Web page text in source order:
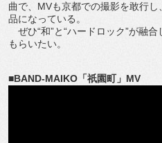
曲で、MVも京都での撮影を敢行
品になっている。
ぜひ“和”と“ハードロック”が融
もらいたい。
■BAND-MAIKO「祇園町」MV